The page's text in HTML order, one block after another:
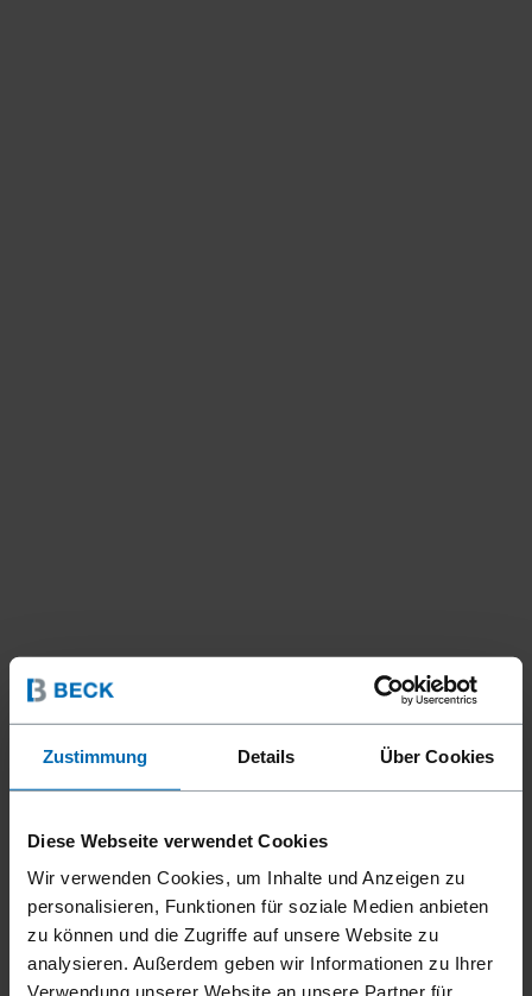
Zustimmung Details Über Cookies
Diese Webseite verwendet Cookies
Wir verwenden Cookies, um Inhalte und Anzeigen zu
personalisieren, Funktionen für soziale Medien anbieten
zu können und die Zugriffe auf unsere Website zu
analysieren. Außerdem geben wir Informationen zu Ihrer
Verwendung unserer Website an unsere Partner für
Geräte // /// Standard­klammer­geräte // /
Feindraht­klammer­geräte
F1B A11-16 L.M.
Langes Magazin für weniger Nachladen. Magazin zum
Laden von unten.